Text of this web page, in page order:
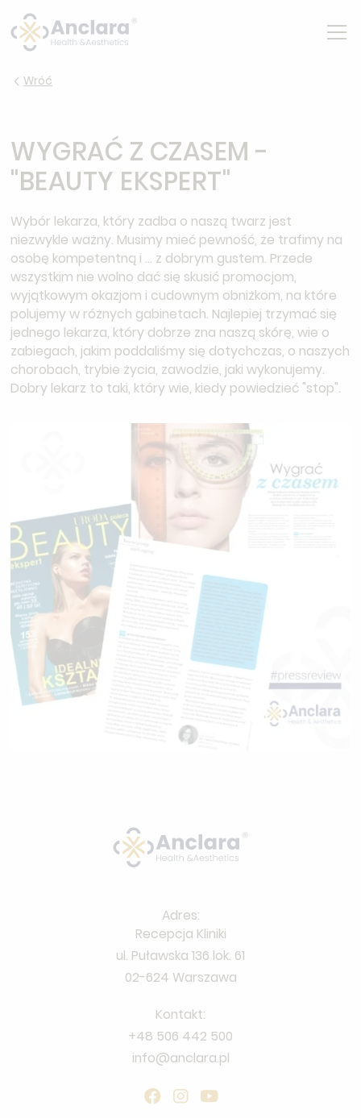
Wróć
WYGRAĆ Z CZASEM -
"BEAUTY EKSPERT"
Wybór lekarza, który zadba o naszą twarz jest
niezwykle ważny. Musimy mieć pewność, że trafimy na
osobę kompetentną i ... z dobrym gustem. Przede
wszystkim nie wolno dać się skusić promocjom,
wyjątkowym okazjom i cudownym obniżkom, na które
polujemy w różnych gabinetach. Najlepiej trzymać się
jednego lekarza, który dobrze zna naszą skórę, wie o
zabiegach, jakim poddaliśmy się dotychczas, o naszych
chorobach, trybie życia, zawodzie, jaki wykonujemy.
Dobry lekarz to taki, który wie, kiedy powiedzieć "stop".
Adres:
Recepcja Kliniki
ul. Puławska 136 lok. 61
02-624 Warszawa
Kontakt:
+48 506 442 500
info@anclara.pl